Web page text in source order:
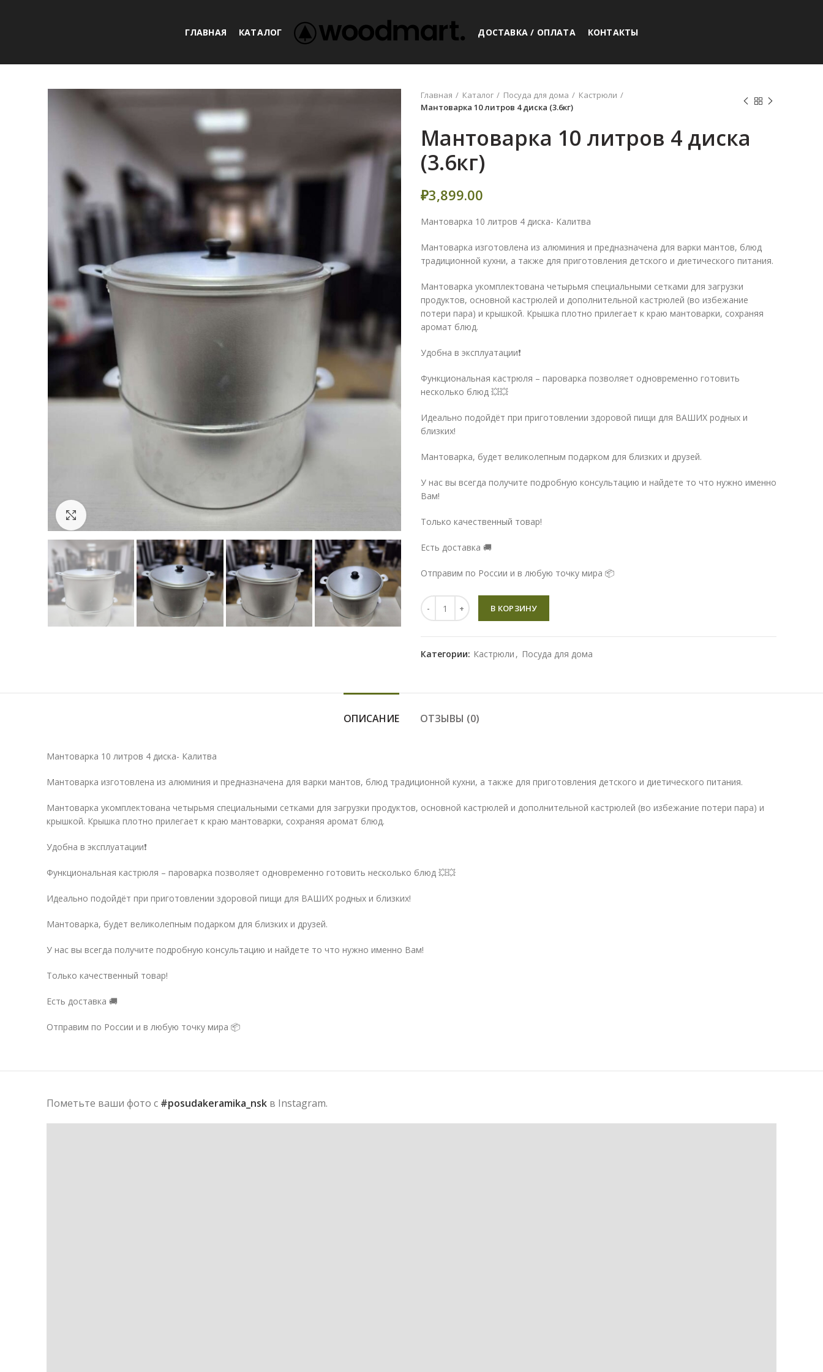
ГЛАВНАЯ КАТАЛОГ ДОСТАВКА / ОПЛАТА КОНТАКТЫ
Главная Каталог Посуда для дома
Кастрюли
Мантоварка 10 литров 4 диска (3.6кг)
Мантоварка 10 литров 4 диска
(3.6кг)
₽3,899.00
Мантоварка 10 литров 4 диска- Калитва
Мантоварка изготовлена из алюминия и предназначена для варки мантов, блюд
традиционной кухни, а также для приготовления детского и диетического питания.
Мантоварка укомплектована четырьмя специальными сетками для загрузки
продуктов, основной кастрюлей и дополнительной кастрюлей (во избежание
потери пара) и крышкой. Крышка плотно прилегает к краю мантоварки, сохраняя
аромат блюд.
Удобна в эксплуатации❗
Функциональная кастрюля – пароварка позволяет одновременно готовить
несколько блюд 💥💥
Идеально подойдёт при приготовлении здоровой пищи для ВАШИХ родных и
близких!
Мантоварка, будет великолепным подарком для близких и друзей.
У нас вы всегда получите подробную консультацию и найдете то что нужно именно
Вам!
Только качественный товар!
Есть доставка 🚚
Отправим по России и в любую точку мира 📦
Количество
В КОРЗИНУ
Категории: Кастрюли , Посуда для дома
ОПИСАНИЕ ОТЗЫВЫ (0)
Мантоварка 10 литров 4 диска- Калитва
Мантоварка изготовлена из алюминия и предназначена для варки мантов, блюд традиционной кухни, а также для приготовления детского и диетического питания.
Мантоварка укомплектована четырьмя специальными сетками для загрузки продуктов, основной кастрюлей и дополнительной кастрюлей (во избежание потери пара) и
крышкой. Крышка плотно прилегает к краю мантоварки, сохраняя аромат блюд.
Удобна в эксплуатации❗
Функциональная кастрюля – пароварка позволяет одновременно готовить несколько блюд 💥💥
Идеально подойдёт при приготовлении здоровой пищи для ВАШИХ родных и близких!
Мантоварка, будет великолепным подарком для близких и друзей.
У нас вы всегда получите подробную консультацию и найдете то что нужно именно Вам!
Только качественный товар!
Есть доставка 🚚
Отправим по России и в любую точку мира 📦
Пометьте ваши фото с #posudakeramika_nsk в Instagram.